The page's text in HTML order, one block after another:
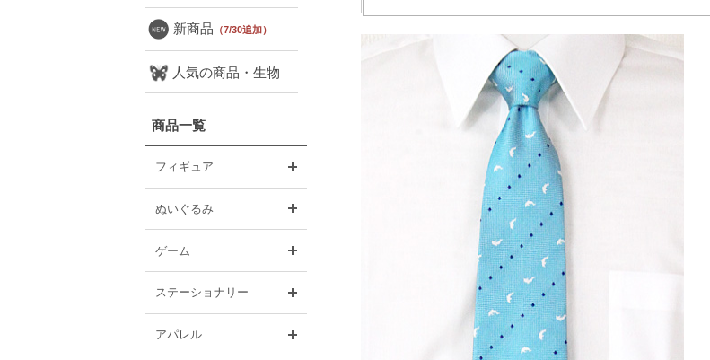
新商品 （7/30追加）
人気の商品・生物
商品一覧
フィギュア
ぬいぐるみ
ゲーム
ステーショナリー
アパレル